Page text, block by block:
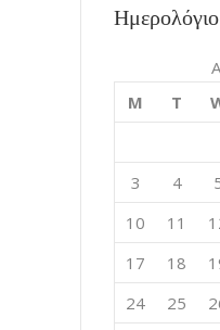
Ημερολόγιο
M
T
3
4
10
11
17
18
24
25
Διδάσκοντας
11.8.2020
εμπειρία;
02.8.2020
Το να
χωρίζει από